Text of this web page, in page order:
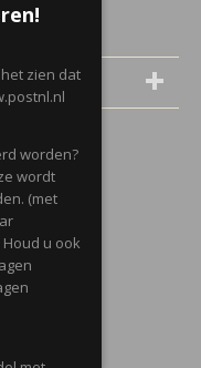
zien dat
worden?
wordt
(met
u ook